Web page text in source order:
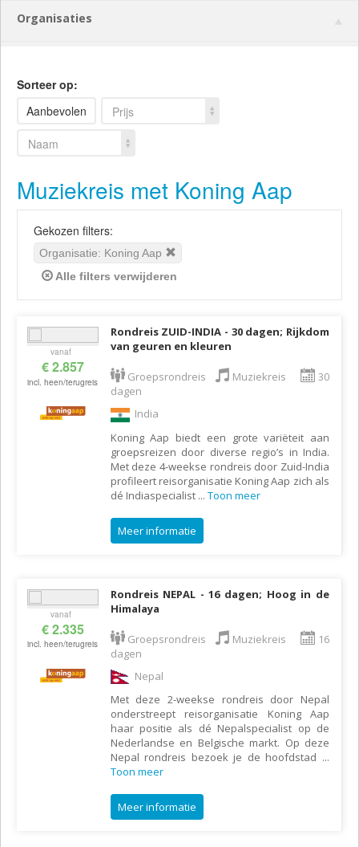
Organisaties
Sorteer op:
Aanbevolen
Prijs
Naam
Muziekreis met Koning Aap
Gekozen filters:
Organisatie: Koning Aap
Alle filters verwijderen
vanaf
€ 2.857
incl. heen/terugreis
Rondreis ZUID-INDIA - 30 dagen; Rijkdom
van geuren en kleuren
Groepsrondreis Muziekreis
30
dagen
India
Koning Aap biedt een grote variëteit aan
groepsreizen door diverse regio’s in India.
Met deze 4-weekse rondreis door Zuid-India
profileert reisorganisatie Koning Aap zich als
dé Indiaspecialist ... Toon meer
Meer informatie
vanaf
€ 2.335
incl. heen/terugreis
Rondreis NEPAL - 16 dagen; Hoog in de
Himalaya
Groepsrondreis Muziekreis
16
dagen
Nepal
Met deze 2-weekse rondreis door Nepal
onderstreept reisorganisatie Koning Aap
haar positie als dé Nepalspecialist op de
Nederlandse en Belgische markt. Op deze
Nepal rondreis bezoek je de hoofdstad ...
Toon meer
Meer informatie